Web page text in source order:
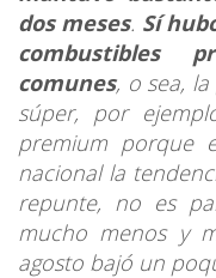
dos meses. Sí
combustibles
comunes, o sea,
súper, por
premium porque
nacional la
repunte, no es
mucho menos y
agosto bajó un